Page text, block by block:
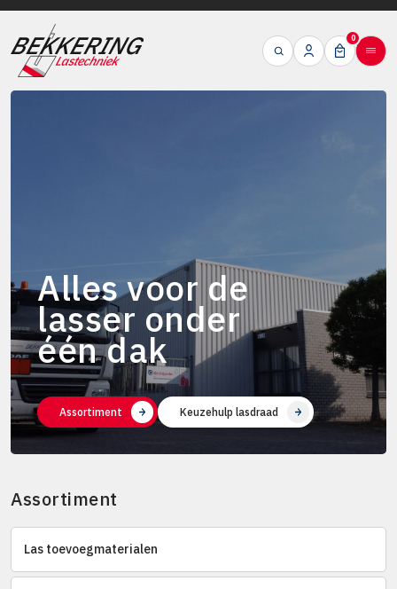
0
Alles voor de
lasser onder
één dak
Assortiment Keuzehulp lasdraad
Assortiment
Las toevoegmaterialen